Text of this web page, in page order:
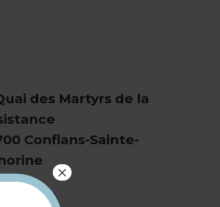
des Martyrs de la
Conflans-Sainte-
01 68 44
×